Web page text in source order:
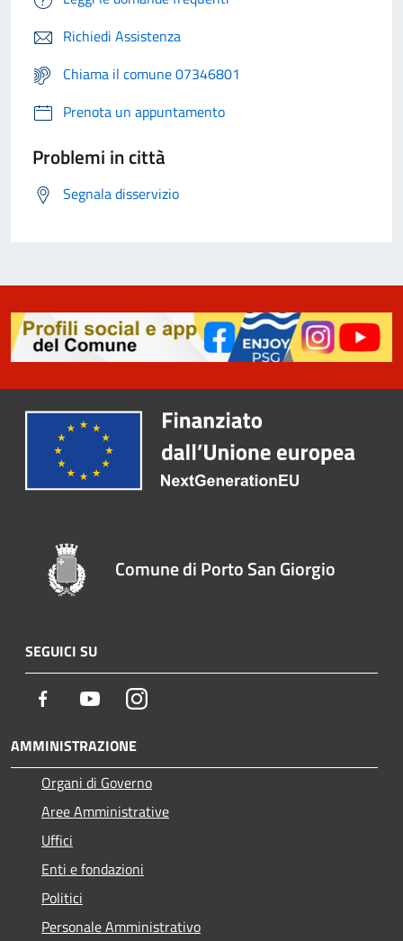
Richiedi Assistenza
Chiama il comune 07346801
Prenota un appuntamento
Problemi in città
Segnala disservizio
Comune di Porto San Giorgio
SEGUICI SU
Facebook YoutubeInstagram
AMMINISTRAZIONE
Organi di Governo
Aree Amministrative
Uffici
Enti e fondazioni
Politici
Personale Amministrativo